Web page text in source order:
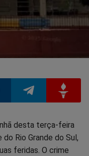
Compartilhar
no
no
desta terça-feira
Rio Grande do Sul,
feridas. O crime